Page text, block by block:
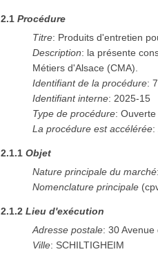
2.1Procédure
Titre: Produits d'entretien
Description: la présente
Métiers d'Alsace (CMA).
Identifiant de la procédure:
Identifiant interne:2025-15
Type de procédure:Ouverte
La procédure est accélérée:
2.1.1Objet
Nature principale du marché:
Nomenclature principale (
2.1.2Lieu d'exécution
Adresse postale:30 Avenue
Ville: SCHILTIGHEIM